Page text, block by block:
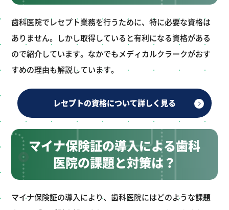
歯科医院でレセプト業務を行うために、特に必要な資格は
ありません。しかし取得していると有利になる資格がある
ので紹介しています。なかでもメディカルクラークがおす
すめの理由も解説しています。
レセプトの資格について詳しく見る
マイナ保険証の導入による歯科
医院の課題と対策は？
マイナ保険証の導入により、歯科医院にはどのような課題